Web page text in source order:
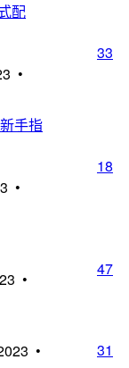
配
•
33
手指
•
18
•
47
•
31